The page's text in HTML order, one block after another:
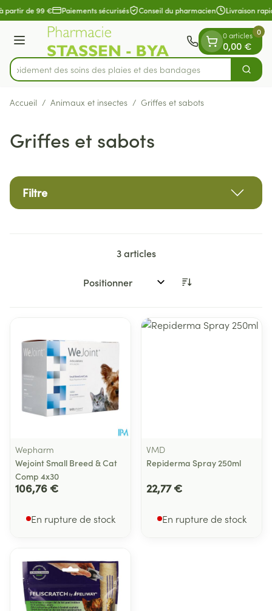
Aller au contenu
1 de 1
partir de 99 € Paiements sécurisés Conseil du pharmacien Livraison
Menu
Rechercher
rapidement des soins des plaies et des bandages
0 articles
0,00 €
0
Accueil / Animaux et insectes / Griffes et sabots
Griffes et sabots
Filtre
3articles
Trier par:
Wepharm
Wejoint Small Breed & Cat
Comp 4x30
106,76 €
En rupture de stock
VMD
Repiderma Spray 250ml
22,77 €
En rupture de stock